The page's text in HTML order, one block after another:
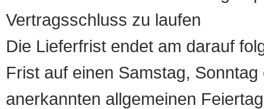
Vertragsschluss zu laufen
Die Lieferfrist endet am darauf
Frist auf einen Samstag,
anerkannten allgemeinen